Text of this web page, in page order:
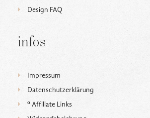
Design FAQ
infos
Impressum
Datenschutzerklärung
ᵒ Affiliate Links